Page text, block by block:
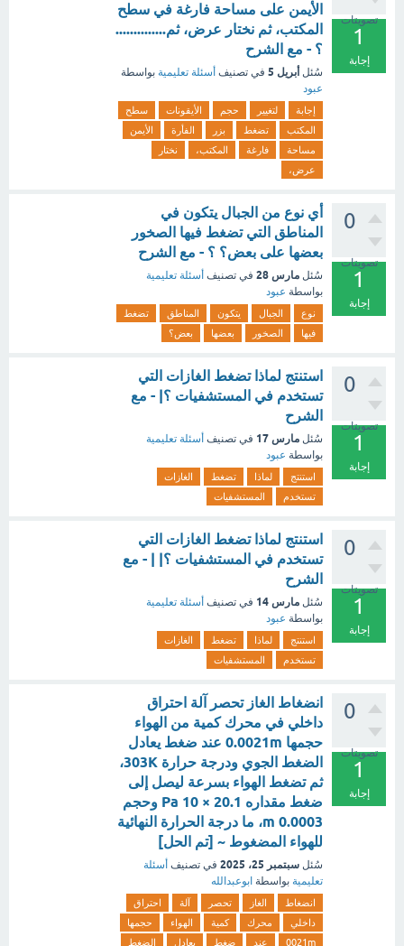
تصويتات
1
إجابة
الأيمن على مساحة فارغة في سطح
المكتب، ثم نختار عرض، ثم..............
؟ - مع الشرح
سُئل أبريل 5 في تصنيف أسئلة تعليمية بواسطة
عبود
إجابة لتغيير حجم الأيقونات
سطح
المكتب
تضغط بزر الفأرة
الأيمن
مساحة
فارغة المكتب،
نختار
عرض،
0
تصويتات
1
إجابة
أي نوع من الجبال يتكون في
المناطق التي تضغط فيها الصخور
بعضها على بعض؟ ؟ - مع الشرح
سُئل مارس 28 في تصنيف أسئلة تعليمية
بواسطة عبود
نوع الجبال يتكون المناطق
تضغط
فيها
الصخور بعضها بعض؟
0
تصويتات
1
إجابة
استنتج لماذا تضغط الغازات التي
تستخدم في المستشفيات ؟| - مع
الشرح
سُئل مارس 17 في تصنيف أسئلة تعليمية
بواسطة عبود
استنتج لماذا تضغط
الغازات
تستخدم
المستشفيات
0
تصويتات
1
إجابة
استنتج لماذا تضغط الغازات التي
تستخدم في المستشفيات ؟| | - مع
الشرح
سُئل مارس 14 في تصنيف أسئلة تعليمية
بواسطة عبود
استنتج لماذا تضغط
الغازات
تستخدم
المستشفيات
0
تصويتات
1
إجابة
انضغاط الغاز تحصر آلة احتراق
داخلي في محرك كمية من الهواء
حجمها 0.0021m عند ضغط يعادل
الضغط الجوي ودرجة حرارة 303K،
ثم تضغط الهواء بسرعة ليصل إلى
ضغط مقداره Pa 10 × 20.1 وحجم
m 0.0003، ما درجة الحرارة النهائية
للهواء المضغوط ~ [تم الحل]
سُئل سبتمبر 25، 2025 في تصنيف أسئلة
تعليمية بواسطة ابوعبدالله
انضغاط الغاز تحصر آلة
احتراق
داخلي
محرك كمية الهواء
حجمها
0021m
عند ضغط يعادل الضغط